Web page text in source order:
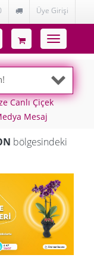
Üye Girişi
Toggle
navigation
Canlı Çiçek
Mesaj
bölgesindeki